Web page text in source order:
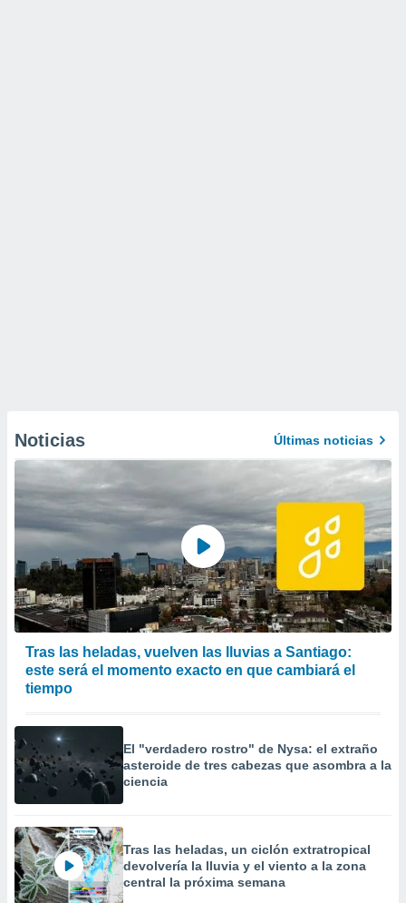
Noticias Últimas noticias
Tras las heladas, vuelven las lluvias a Santiago:
este será el momento exacto en que cambiará el
tiempo
El "verdadero rostro" de Nysa: el extraño
asteroide de tres cabezas que asombra a la
ciencia
Tras las heladas, un ciclón extratropical
devolvería la lluvia y el viento a la zona
central la próxima semana